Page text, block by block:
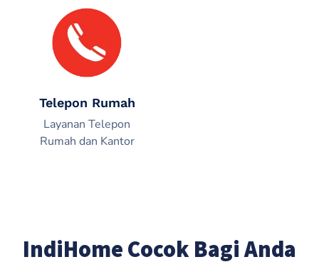
Telepon Rumah
Layanan Telepon
Rumah dan Kantor
IndiHome Cocok Bagi Anda